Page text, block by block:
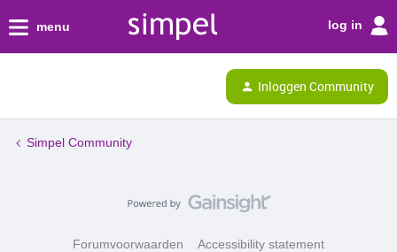
menu log in
Inloggen Community
Simpel Community
Forumvoorwaarden Accessibility statement